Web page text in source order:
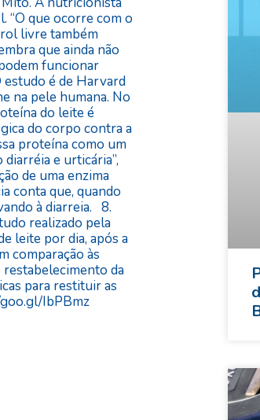
“O que ocorre com o
livre também
que ainda não
funcionar
estudo é de Harvard
na pele humana. No
do leite é
do corpo contra a
proteína como um
e urticária”,
de uma enzima
conta que, quando
à diarreia. 8.
realizado pela
leite por dia, após a
comparação às
da
para restituir as
IbPBmz